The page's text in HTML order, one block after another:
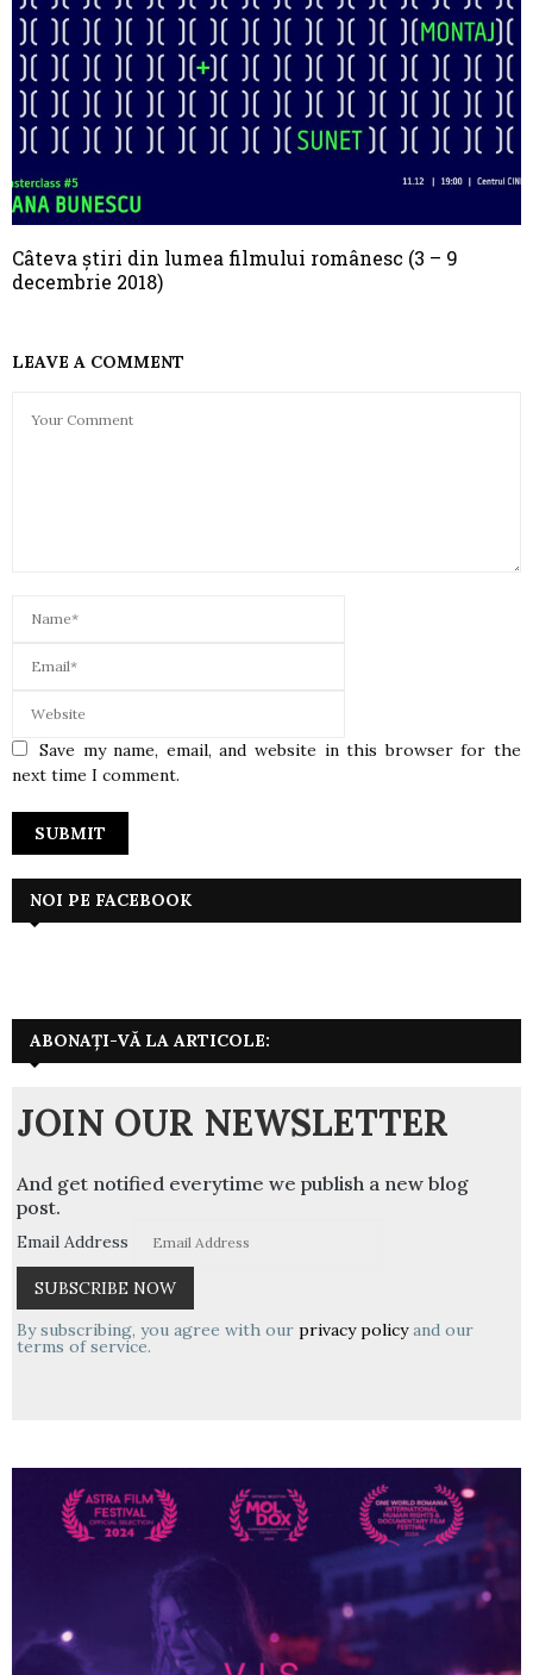
Câteva știri din lumea filmului românesc (3 – 9
decembrie 2018)
LEAVE A COMMENT
Save my name, email, and website in this browser for the
next time I comment.
NOI PE FACEBOOK
ABONAȚI-VĂ LA ARTICOLE:
JOIN OUR NEWSLETTER
And get notified everytime we publish a new blog
post.
Email Address
By subscribing, you agree with our privacy policyand our
terms of service.